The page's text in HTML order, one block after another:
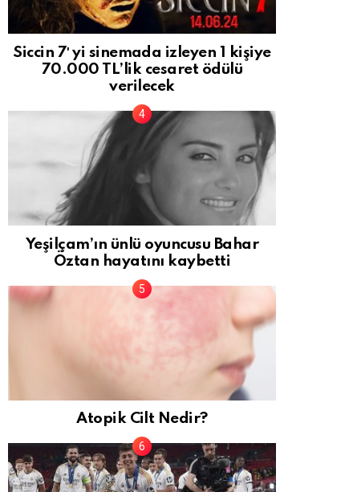
Siccin 7′ yi sinemada izleyen 1 kişiye
70.000 TL’lik cesaret ödülü
verilecek
Yeşilçam’ın ünlü oyuncusu Bahar
Öztan hayatını kaybetti
Atopik Cilt Nedir?